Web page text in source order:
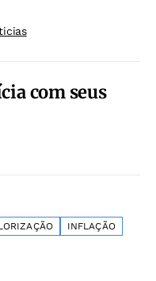
com seus
INFLAÇÃO